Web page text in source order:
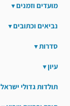
מועדים וזמנים
נביאים וכתובים
סדרות
עיון
תולדות גדולי ישראל